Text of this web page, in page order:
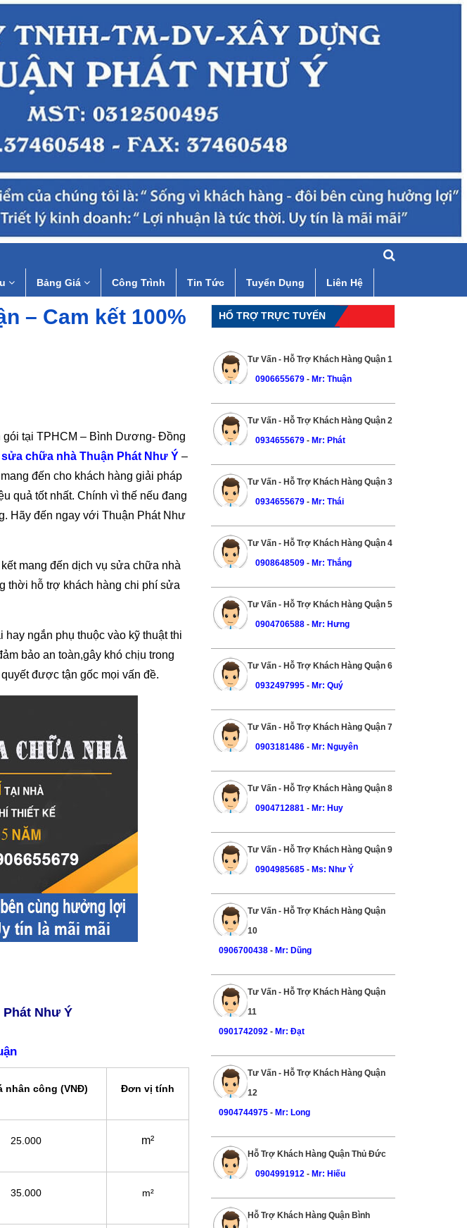
Bảng Giá Công Trình Tin Tức Tuyển Dụng Liên Hệ
– Cam kết 100%
tại TPHCM – Bình Dương- Đồng
chữa nhà Thuận Phát Như Ý–
đến cho khách hàng giải pháp
quả tốt nhất. Chính vì thế nếu đang
Hãy đến ngay với Thuận Phát Như
mang đến dịch vụ sửa chữa nhà
thời hỗ trợ khách hàng chi phí sửa
ngắn phụ thuộc vào kỹ thuật thi
bảo an toàn,gây khó chịu trong
được tận gốc mọi vấn đề.
Như Ý
nhân công (VNĐ) Đơn vị tính
25.000 m²
35.000 m²
HỔ TRỢ TRỰC TUYẾN
Tư Vấn - Hỗ Trợ Khách Hàng Quận 1
0906655679 - Mr: Thuận
Tư Vấn - Hỗ Trợ Khách Hàng Quận 2
0934655679 - Mr: Phát
Tư Vấn - Hỗ Trợ Khách Hàng Quận 3
0934655679 - Mr: Thái
Tư Vấn - Hỗ Trợ Khách Hàng Quận 4
0908648509 - Mr: Thắng
Tư Vấn - Hỗ Trợ Khách Hàng Quận 5
0904706588 - Mr: Hưng
Tư Vấn - Hỗ Trợ Khách Hàng Quận 6
0932497995 - Mr: Quý
Tư Vấn - Hỗ Trợ Khách Hàng Quận 7
0903181486 - Mr: Nguyên
Tư Vấn - Hỗ Trợ Khách Hàng Quận 8
0904712881 - Mr: Huy
Tư Vấn - Hỗ Trợ Khách Hàng Quận 9
0904985685 - Ms: Như Ý
Tư Vấn - Hỗ Trợ Khách Hàng Quận
10
0906700438- Mr: Dũng
Tư Vấn - Hỗ Trợ Khách Hàng Quận
11
0901742092 - Mr: Đạt
Tư Vấn - Hỗ Trợ Khách Hàng Quận
12
0904744975- Mr: Long
Hỗ Trợ Khách Hàng Quận Thủ Đức
0904991912 - Mr: Hiếu
Hỗ Trợ Khách Hàng Quận Bình